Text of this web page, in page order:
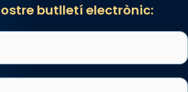
butlletí electrònic: